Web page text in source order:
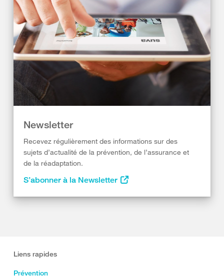
Newsletter
Recevez régulièrement des informations sur des
sujets d’actualité de la prévention, de l’assurance et
de la réadaptation.
S’abonner à la Newsletter
Liens rapides
Prévention